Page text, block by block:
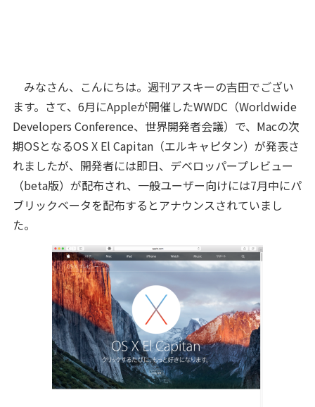
みなさん、こんにちは。週刊アスキーの吉田でござい
ます。さて、6月にAppleが開催したWWDC（Worldwide
Developers Conference、世界開発者会議）で、Macの次
期OSとなるOS X El Capitan（エルキャピタン）が発表さ
れましたが、開発者には即日、デベロッパープレビュー
（beta版）が配布され、一般ユーザー向けには7月中にパ
ブリックベータを配布するとアナウンスされていまし
た。